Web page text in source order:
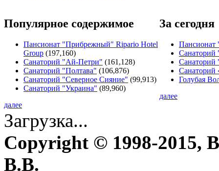
Популярное содержимое
Пансионат "Прибрежный" Ripario Hotel
Group (197,160)
Санаторий "Ай-Петри" (161,128)
Санаторий "Полтава" (106,876)
Санаторий "Северное Сияние" (99,913)
Санаторий "Украина" (89,960)
далее
За сегодня
Пансионат
Санаторий
Голубая
далее
Загрузка...
Copyright © 1998-2015,
В.В.